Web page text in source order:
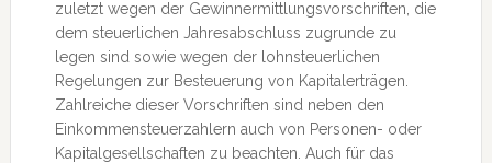
zuletzt wegen der Gewinnermittlungsvorschriften, die
dem steuerlichen Jahresabschluss zugrunde zu
legen sind sowie wegen der lohnsteuerlichen
Regelungen zur Besteuerung von Kapitalerträgen.
Zahlreiche dieser Vorschriften sind neben den
Einkommensteuerzahlern auch von Personen- oder
Kapitalgesellschaften zu beachten. Auch für das